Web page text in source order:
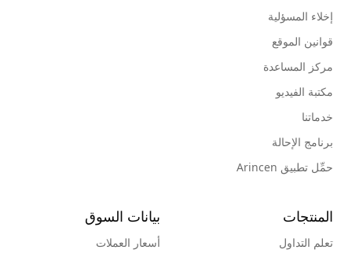
إخلاء المسؤلية
قوانين الموقع
مركز المساعدة
مكتبة الفيديو
خدماتنا
برنامج الإحالة
حمِّل تطبيق Arincen
المنتجات
تعلم التداول
بيانات السوق
أسعار العملات